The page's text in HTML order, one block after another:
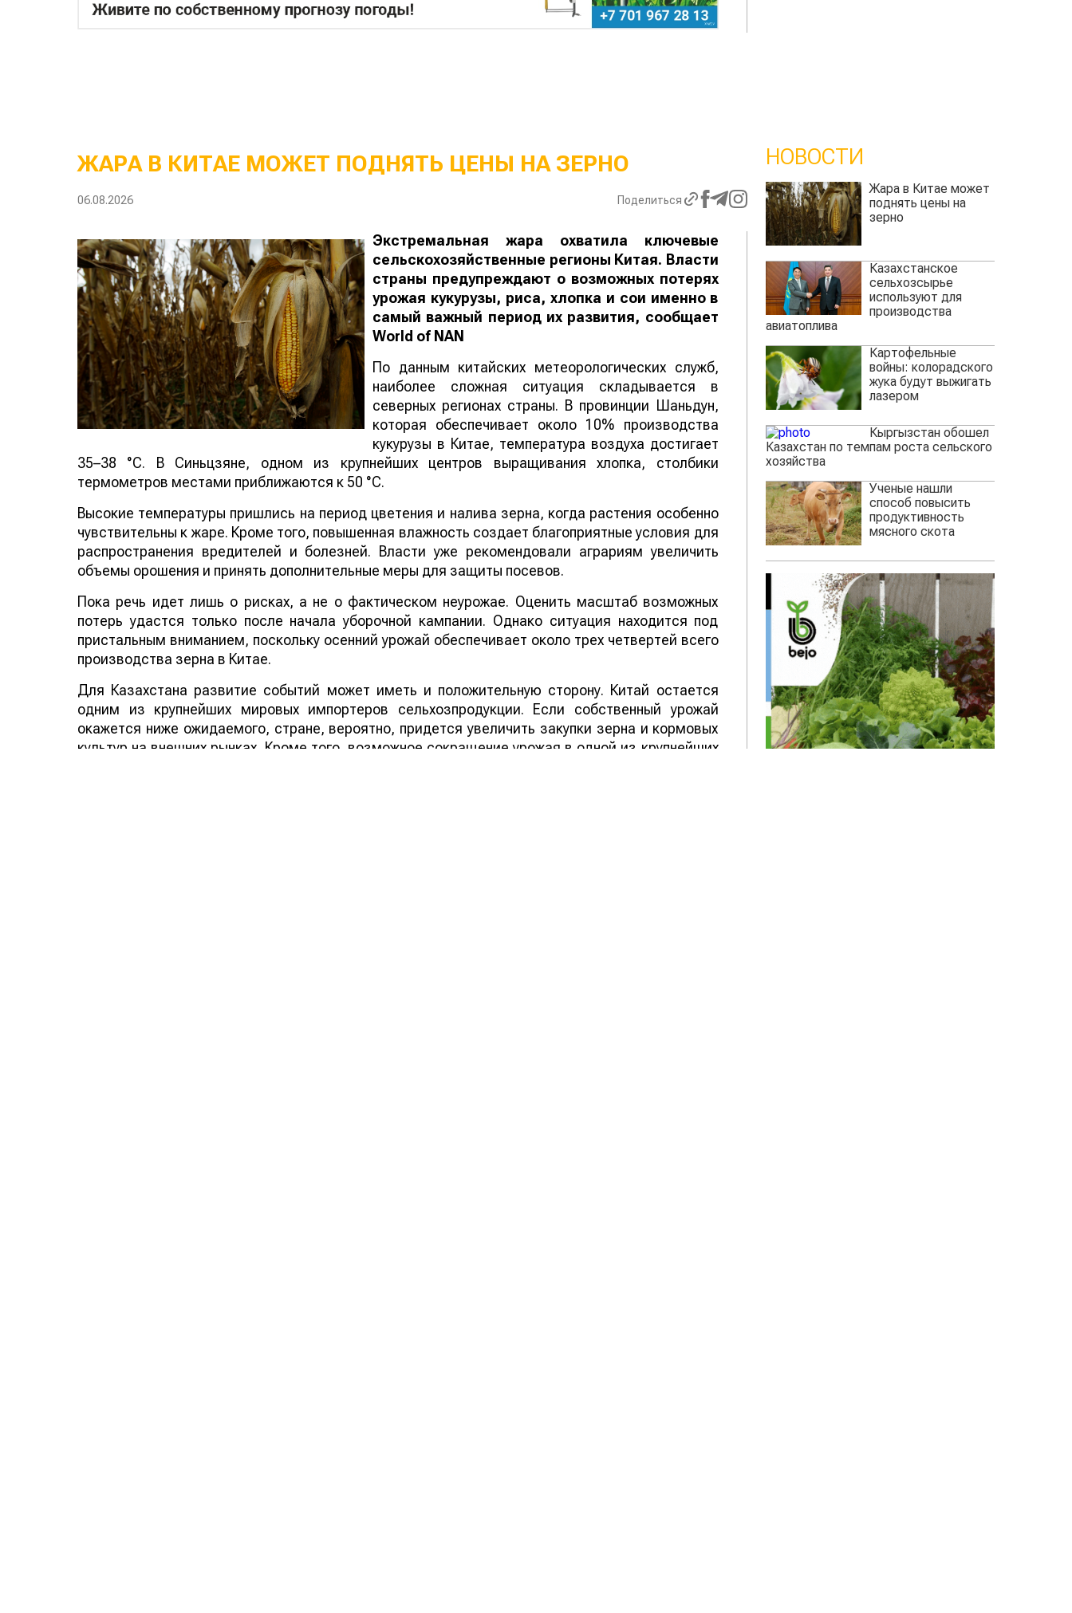
ЖАРА В КИТАЕ МОЖЕТ ПОДНЯТЬ ЦЕНЫ НА ЗЕРНО
06.08.2026 Поделиться
Экстремальная жара охватила ключевые
сельскохозяйственные регионы Китая. Власти
страны предупреждают о возможных потерях
урожая кукурузы, риса, хлопка и сои именно в
самый важный период их развития, сообщает
World of NAN
По данным китайских метеорологических служб,
наиболее сложная ситуация складывается в
северных регионах страны. В провинции Шаньдун,
которая обеспечивает около 10% производства
кукурузы в Китае, температура воздуха достигает
35–38 °C. В Синьцзяне, одном из крупнейших центров выращивания хлопка, столбики
термометров местами приближаются к 50 °C.
Высокие температуры пришлись на период цветения и налива зерна, когда растения особенно
чувствительны к жаре. Кроме того, повышенная влажность создает благоприятные условия для
распространения вредителей и болезней. Власти уже рекомендовали аграриям увеличить
объемы орошения и принять дополнительные меры для защиты посевов.
Пока речь идет лишь о рисках, а не о фактическом неурожае. Оценить масштаб возможных
потерь удастся только после начала уборочной кампании. Однако ситуация находится под
пристальным вниманием, поскольку осенний урожай обеспечивает около трех четвертей всего
производства зерна в Китае.
Для Казахстана развитие событий может иметь и положительную сторону. Китай остается
одним из крупнейших мировых импортеров сельхозпродукции. Если собственный урожай
окажется ниже ожидаемого, стране, вероятно, придется увеличить закупки зерна и кормовых
культур на внешних рынках. Кроме того, возможное сокращение урожая в одной из крупнейших
НОВОСТИ
Жара в Китае может
поднять цены на
зерно
Казахстанское
сельхозсырье
используют для
производства
авиатоплива
Картофельные
войны: колорадского
жука будут выжигать
лазером
Кыргызстан обошел
Казахстан по темпам роста сельского
хозяйства
Ученые нашли
способ повысить
продуктивность
мясного скота